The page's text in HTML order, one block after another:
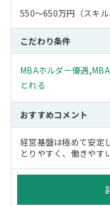
550～650万円（スキル
こだわり条件
MBAホルダー優遇,
とれる
おすすめコメント
経営基盤は極めて安定
とりやすく、働きやす